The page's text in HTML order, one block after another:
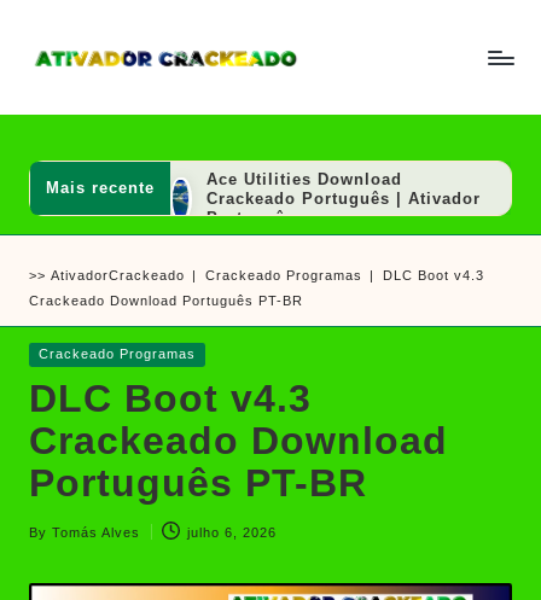
content
ti
a
d
r
e
r
a
k
e
a
d
o
completo
sobre
e
software
jogos
Mais recente
Ace Utilities Download
Crackeado Português | Ativador
Português
AutoCAD 2020 Download
Grátis | Ativador Crackeado
SOLIDWORKS 2020 Download
Crackeado 64 Bits Grátis |
Ativador Crackeado
Download Crackeado Português
| Ativador
SkinFiner Download Crackeado
Português Mac/Win | Ativador
Português
Ashampoo UnInstaller Download
Ativador Crackeado
Crackeado
>> AtivadorCrackeado | Crackeado Programas |
DLC Boot v4.3
Crackeado Download Português PT-BR
Posted
Crackeado Programas
DLC Boot v4.3
Crackeado Download
Português PT-BR
Posted
By Tomás Alves julho 6, 2026